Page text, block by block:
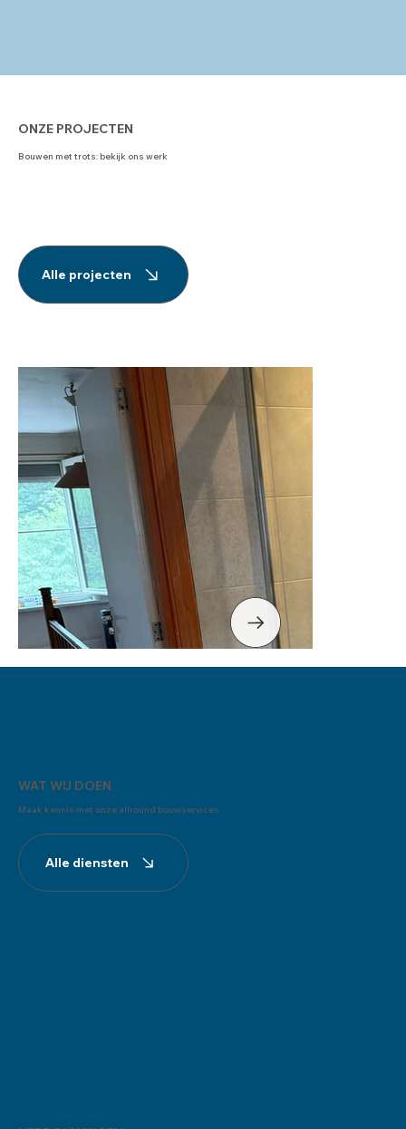
ONZE PROJECTEN
Bouwen met trots: bekijk ons werk
Alle projecten
WAT WIJ DOEN
Maak kennis met onze allround bouwservices
Alle diensten